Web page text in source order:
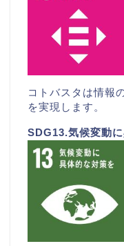
コトバスタは情報
を実現します。
SDG13.気候変動